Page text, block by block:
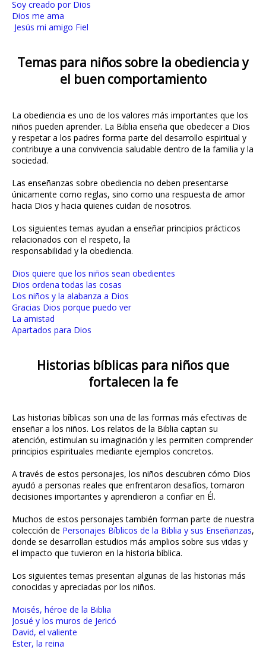
Soy creado por Dios
Dios me ama
Jesús mi amigo Fiel
Temas para niños sobre la obediencia y
el buen comportamiento
La obediencia es uno de los valores más importantes que los
niños pueden aprender. La Biblia enseña que obedecer a Dios
y respetar a los padres forma parte del desarrollo espiritual y
contribuye a una convivencia saludable dentro de la familia y la
sociedad.
Las enseñanzas sobre obediencia no deben presentarse
únicamente como reglas, sino como una respuesta de amor
hacia Dios y hacia quienes cuidan de nosotros.
Los siguientes temas ayudan a enseñar principios prácticos
relacionados con el respeto, la
responsabilidad y la obediencia.
Dios quiere que los niños sean obedientes
Dios ordena todas las cosas
Los niños y la alabanza a Dios
Gracias Dios porque puedo ver
La amistad
Apartados para Dios
Historias bíblicas para niños que
fortalecen la fe
Las historias bíblicas son una de las formas más efectivas de
enseñar a los niños. Los relatos de la Biblia captan su
atención, estimulan su imaginación y les permiten comprender
principios espirituales mediante ejemplos concretos.
A través de estos personajes, los niños descubren cómo Dios
ayudó a personas reales que enfrentaron desafíos, tomaron
decisiones importantes y aprendieron a confiar en Él.
Muchos de estos personajes también forman parte de nuestra
colección de Personajes Bíblicos de la Biblia y sus Enseñanzas,
donde se desarrollan estudios más amplios sobre sus vidas y
el impacto que tuvieron en la historia bíblica.
Los siguientes temas presentan algunas de las historias más
conocidas y apreciadas por los niños.
Moisés, héroe de la Biblia
Josué y los muros de Jericó
David, el valiente
Ester, la reina